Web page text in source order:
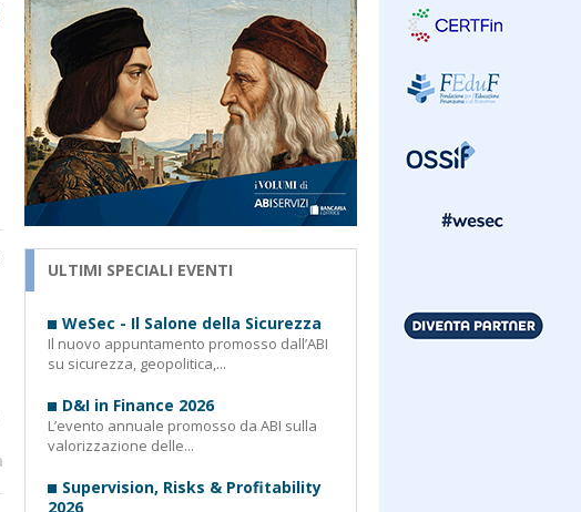
ULTIMI SPECIALI EVENTI
WeSec - Il Salone della Sicurezza
Il nuovo appuntamento promosso dall’ABI
su sicurezza, geopolitica,...
D&I in Finance 2026
L’evento annuale promosso da ABI sulla
valorizzazione delle...
Supervision, Risks & Profitability
2026